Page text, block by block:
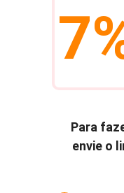
Para
envie o